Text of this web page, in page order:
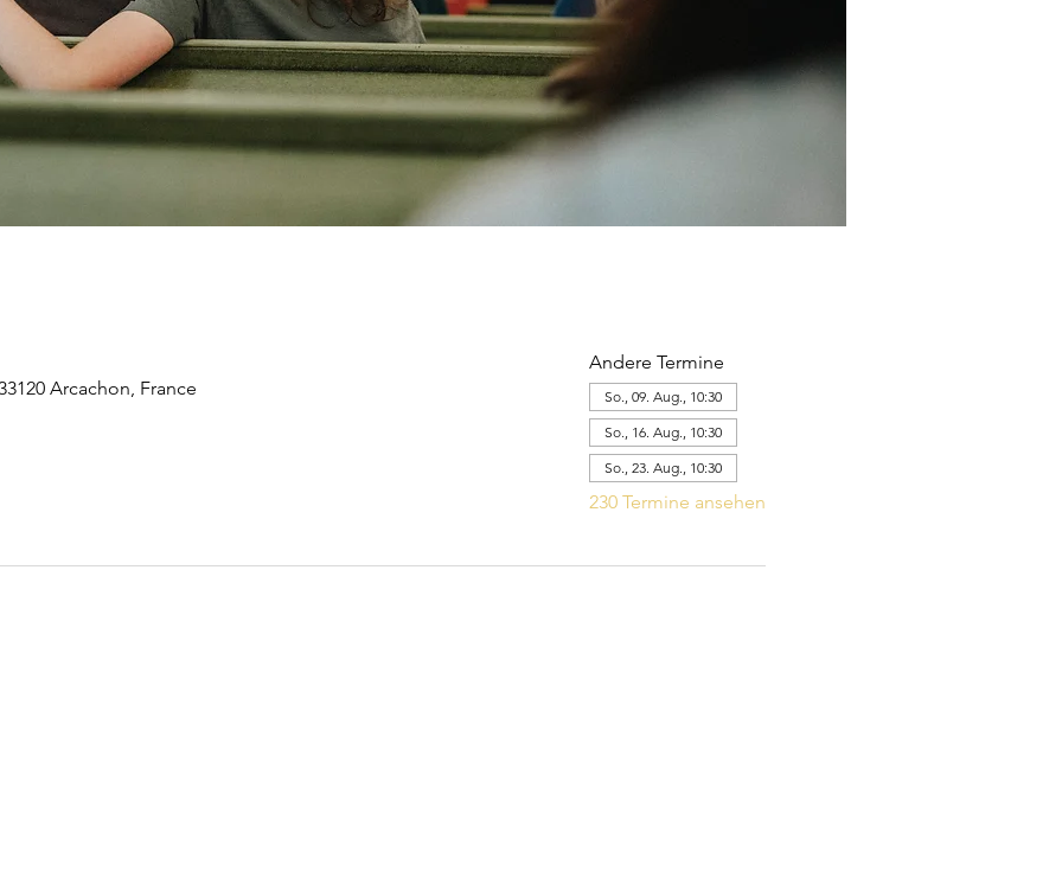
Arcachon, France
Andere Termine
So., 09. Aug., 10:30
So., 16. Aug., 10:30
So., 23. Aug., 10:30
230 Termine ansehen